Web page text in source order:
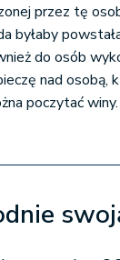
przez tę
byłaby
do osób
nad
poczytać winy.